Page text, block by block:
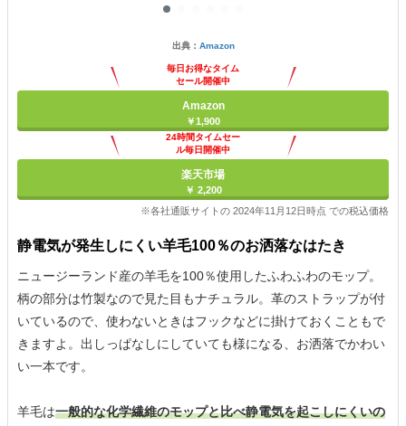
出典： Amazon
毎日お得なタイム
セール開催中
Amazon
￥1,900
24時間タイムセー
ル毎日開催中
楽天市場
￥ 2,200
※各社通販サイトの 2024年11月12日時点 での税込価格
静電気が発生しにくい羊毛100％のお洒落なはたき
ニュージーランド産の羊毛を100％使用したふわふわのモップ。
柄の部分は竹製なので見た目もナチュラル。革のストラップが付
いているので、使わないときはフックなどに掛けておくこともで
きますよ。出しっぱなしにしていても様になる、お洒落でかわい
い一本です。
羊毛は一般的な化学繊維のモップと比べ静電気を起こしにくいの